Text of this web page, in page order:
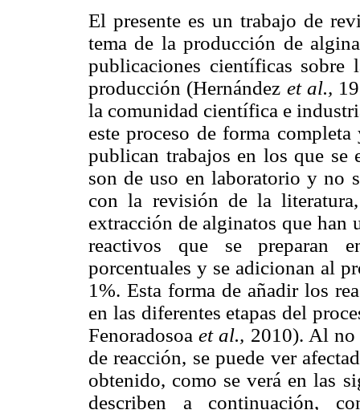
El presente es un trabajo de
tema de la producción de
publicaciones científicas sobre
producción (Hernández et al.,
la comunidad científica e
este proceso de forma
publican trabajos en los que se
son de uso en laboratorio y no
con la revisión de la
extracción de alginatos que han
reactivos que se preparan
porcentuales y se adicionan al
1%. Esta forma de añadir los
en las diferentes etapas del
Fenoradosoaet al., 2010). Al no
de reacción, se puede ver
obtenido, como se verá en las
describen a continuación,